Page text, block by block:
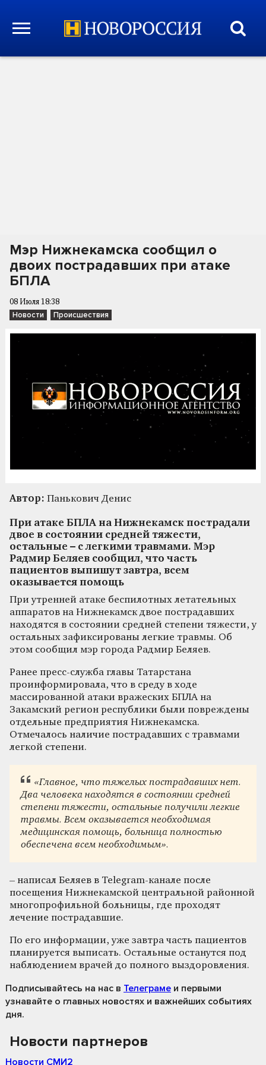
Мэр Нижнекамска сообщил о
двоих пострадавших при атаке
БПЛА
08 Июля 18:38
Новости Происшествия
Автор: Панькович Денис
При атаке БПЛА на Нижнекамск пострадали
двое в состоянии средней тяжести,
остальные – с легкими травмами. Мэр
Радмир Беляев сообщил, что часть
пациентов выпишут завтра, всем
оказывается помощь
При утренней атаке беспилотных летательных
аппаратов на Нижнекамск двое пострадавших
находятся в состоянии средней степени тяжести, у
остальных зафиксированы легкие травмы. Об
этом сообщил мэр города Радмир Беляев.
Ранее пресс-служба главы Татарстана
проинформировала, что в среду в ходе
массированной атаки вражеских БПЛА на
Закамский регион республики были повреждены
отдельные предприятия Нижнекамска.
Отмечалось наличие пострадавших с травмами
легкой степени.
«Главное, что тяжелых пострадавших нет.
Два человека находятся в состоянии средней
степени тяжести, остальные получили легкие
травмы. Всем оказывается необходимая
медицинская помощь, больница полностью
обеспечена всем необходимым».
– написал Беляев в Telegram-канале после
посещения Нижнекамской центральной районной
многопрофильной больницы, где проходят
лечение пострадавшие.
По его информации, уже завтра часть пациентов
планируется выписать. Остальные останутся под
наблюдением врачей до полного выздоровления.
Подписывайтесь на нас в Телеграме и первыми
узнавайте о главных новостях и важнейших событиях
дня.
Новости партнеров
Новости СМИ2